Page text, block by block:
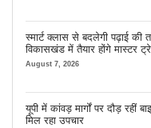
स्मार्ट क्लास से बदलेगी पढ़ाई की
विकासखंड में तैयार होंगे मास्टर
August 7, 2026
यूपी में कांवड़ मार्गों पर दौड़ रहीं
मिल रहा उपचार